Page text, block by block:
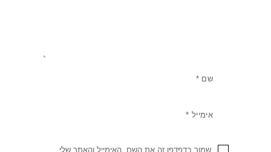
שמור בדפדפן זה את השם, האימייל והאתר שלי